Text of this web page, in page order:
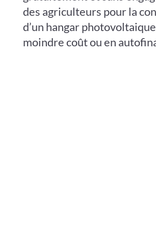
des agriculteurs pour la
d’un hangar
moindre coût ou en